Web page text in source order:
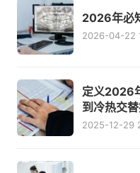
2026年必
2026-04-22
定义2026
到冷热交
2025-12-29